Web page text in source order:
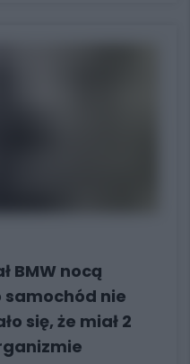
BMW nocą
samochód nie
się, że miał 2